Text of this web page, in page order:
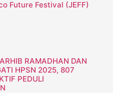
Future Festival (JEFF)
RAMADHAN DAN
HPSN 2025, 807
PEDULI